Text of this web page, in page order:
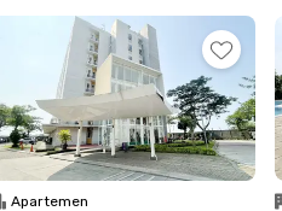
wastafel, kulkas, hingga
kehabisan
Apartemen